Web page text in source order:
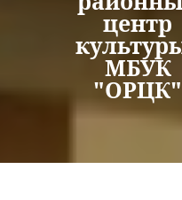
центр
МБУК
"ОРЦК"